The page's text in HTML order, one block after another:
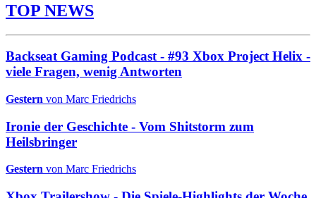
TOP NEWS
Backseat Gaming Podcast - #93 Xbox Project Helix -
viele Fragen, wenig Antworten
Gestern von Marc Friedrichs
Ironie der Geschichte - Vom Shitstorm zum
Heilsbringer
Gestern von Marc Friedrichs